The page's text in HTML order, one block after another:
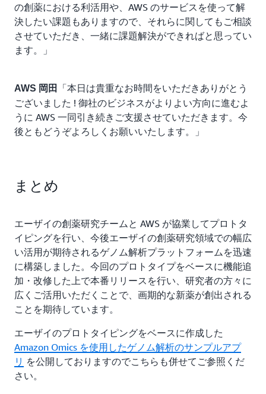
の創薬における利活用や、AWS のサービスを使って解
決したい課題もありますので、それらに関してもご相談
させていただき、一緒に課題解決ができればと思ってい
ます。」
AWS 岡田
「本日は貴重なお時間をいただきありがとう
ございました ! 御社のビジネスがよりよい方向に進むよ
うに AWS 一同引き続きご支援させていただきます。今
後ともどうぞよろしくお願いいたします。」
まとめ
エーザイの創薬研究チームと AWS が協業してプロトタ
イピングを行い、今後エーザイの創薬研究領域での幅広
い活用が期待されるゲノム解析プラットフォームを迅速
に構築しました。今回のプロトタイプをベースに機能追
加・改修した上で本番リリースを行い、研究者の方々に
広くご活用いただくことで、画期的な新薬が創出される
ことを期待しています。
エーザイのプロトタイピングをベースに作成した
Amazon Omics を使用したゲノム解析のサンプルアプ
リ を公開しておりますのでこちらも併せてご参照くだ
さい。